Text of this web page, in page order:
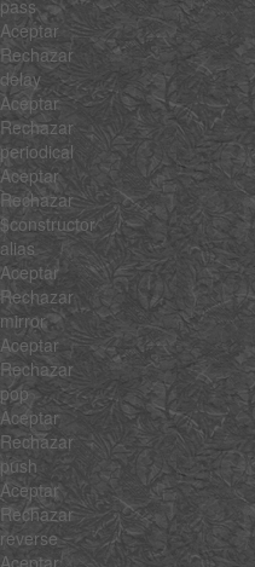
pass
Aceptar
Rechazar
delay
Aceptar
Rechazar
periodical
Aceptar
Rechazar
$constructor
alias
Aceptar
Rechazar
mirror
Aceptar
Rechazar
pop
Aceptar
Rechazar
push
Aceptar
Rechazar
reverse